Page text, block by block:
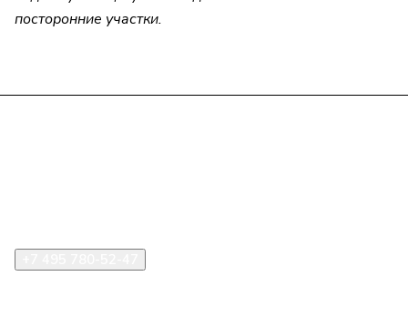
посторонние участки.